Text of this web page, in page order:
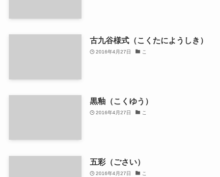
古九谷様式（こくたにようしき）
2016年4月27日 こ
黒釉（こくゆう）
2016年4月27日 こ
五彩（ごさい）
2016年4月27日 こ